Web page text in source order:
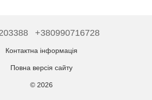
+380990716728
Контактна інформація
Повна версія сайту
© 2026